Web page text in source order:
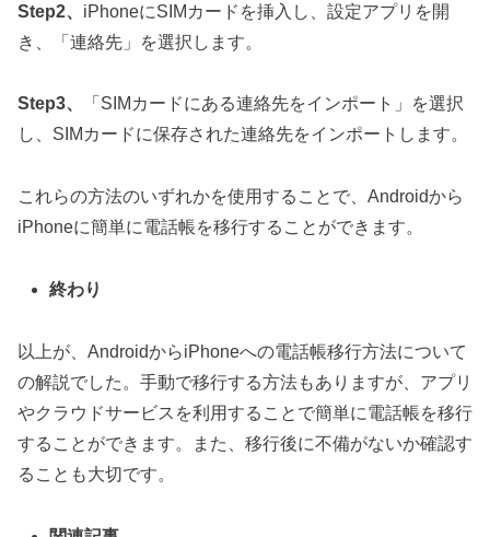
Step2、 iPhoneにSIMカードを挿入し、設定アプリを開
き、「連絡先」を選択します。
Step3、
「SIMカードにある連絡先をインポート」を選択
し、SIMカードに保存された連絡先をインポートします。
これらの方法のいずれかを使用することで、Androidから
iPhoneに簡単に電話帳を移行することができます。
終わり
以上が、AndroidからiPhoneへの電話帳移行方法について
の解説でした。手動で移行する方法もありますが、アプリ
やクラウドサービスを利用することで簡単に電話帳を移行
することができます。また、移行後に不備がないか確認す
ることも大切です。